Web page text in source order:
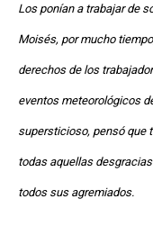
Los ponían a trabajar de
Moisés, por mucho
derechos de los
eventos meteorológicos
supersticioso, pensó que
todas aquellas
todos sus agremiados.